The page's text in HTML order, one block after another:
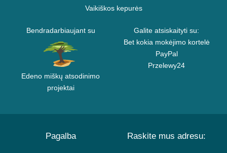
Vaikiškos kepurės
Bendradarbiaujant su
Edeno miškų atsodinimo
projektai
Galite atsiskaityti su:
Bet kokia mokėjimo kortelė
PayPal
Przelewy24
Pagalba Raskite mus adresu: